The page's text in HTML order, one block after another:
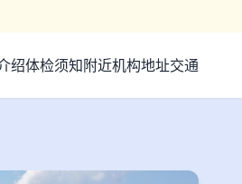
绍体检须知附近机构地址交通